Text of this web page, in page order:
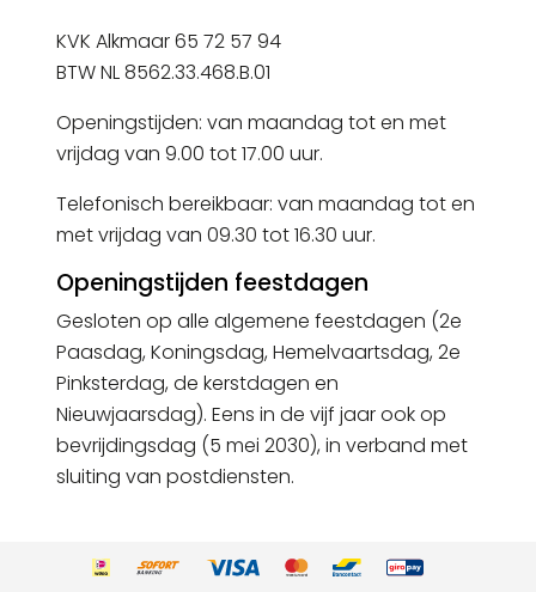
KVK Alkmaar 65 72 57 94
BTW NL 8562.33.468.B.01
Openingstijden: van maandag tot en met
vrijdag van 9.00 tot 17.00 uur.
Telefonisch bereikbaar: van maandag tot en
met vrijdag van 09.30 tot 16.30 uur.
Openingstijden feestdagen
Gesloten op alle algemene feestdagen (2e
Paasdag, Koningsdag, Hemelvaartsdag, 2e
Pinksterdag, de kerstdagen en
Nieuwjaarsdag). Eens in de vijf jaar ook op
bevrijdingsdag (5 mei 2030), in verband met
sluiting van postdiensten.